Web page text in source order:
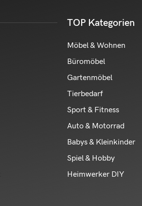
TOP Kategorien
Möbel & Wohnen
Büromöbel
Gartenmöbel
Tierbedarf
Sport & Fitness
Auto & Motorrad
Babys & Kleinkinder
Spiel & Hobby
Heimwerker DIY